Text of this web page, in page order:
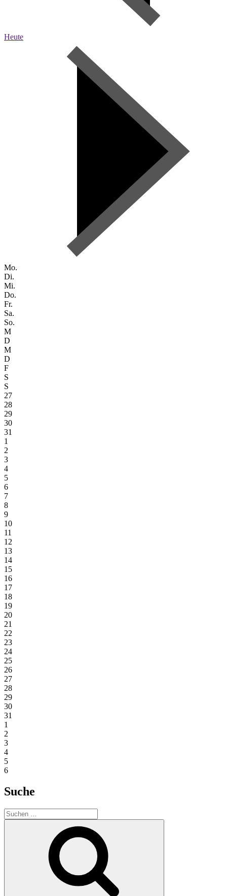
Heute
Mo.
Di.
Mi.
Do.
Fr.
Sa.
So.
M
D
M
D
F
S
S
27
28
29
30
31
1
2
3
4
5
6
7
8
9
10
11
12
13
14
15
16
17
18
19
20
21
22
23
24
25
26
27
28
29
30
31
1
2
3
4
5
6
Suche
Suchen
nach: